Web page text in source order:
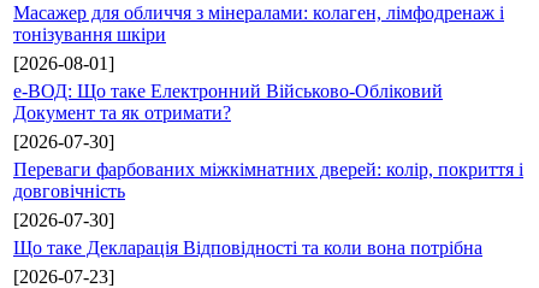
Масажер для обличчя з мінералами: колаген, лімфодренаж і
тонізування шкіри
[2026-08-01]
е-ВОД: Що таке Електронний Військово-Обліковий
Документ та як отримати?
[2026-07-30]
Переваги фарбованих міжкімнатних дверей: колір, покриття і
довговічність
[2026-07-30]
Що таке Декларація Відповідності та коли вона потрібна
[2026-07-23]